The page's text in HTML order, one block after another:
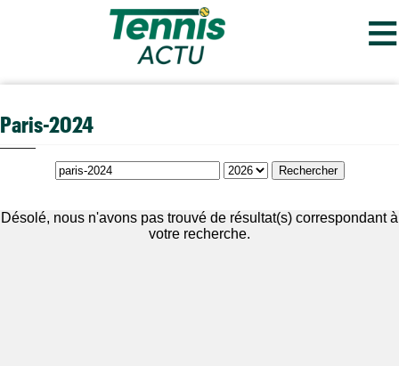
≡
Paris-2024
Désolé, nous n'avons pas trouvé de résultat(s) correspondant à
votre recherche.